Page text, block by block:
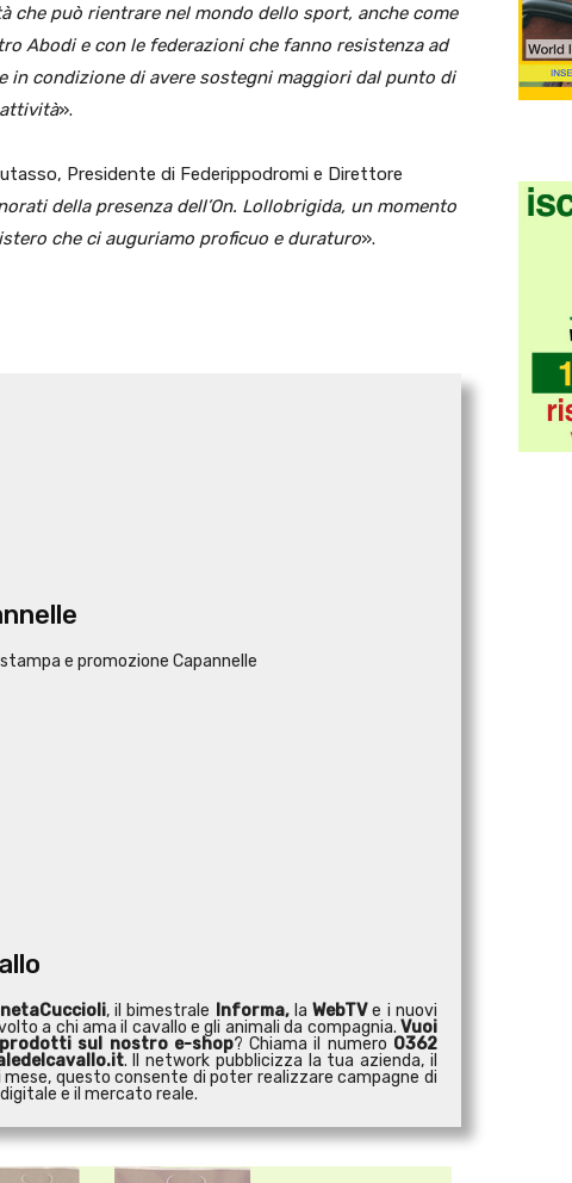
che può rientrare nel mondo dello sport, anche come
Abodi e con le federazioni che fanno resistenza ad
in condizione di avere sostegni maggiori dal punto di
».
Presidente di Federippodromi e Direttore
della presenza dell’On. Lollobrigida, un momento
che ci auguriamo proficuo e duraturo».
e promozione Capannelle
, il bimestrale Informa,laWebTVe i nuovi
a chi ama il cavallo e gli animali da compagnia.Vuoi
sul nostro e-shop? Chiama il numero 0362
. Il network pubblicizza la tua azienda, il
questo consente di poter realizzare campagne di
e il mercato reale.